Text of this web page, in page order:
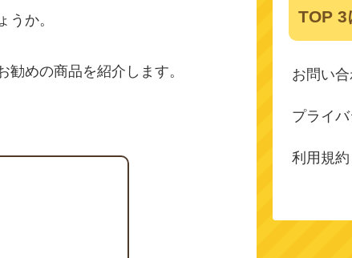
うか。
勧めの商品を紹介します。
TOP 3
お問い
プライ
利用規約